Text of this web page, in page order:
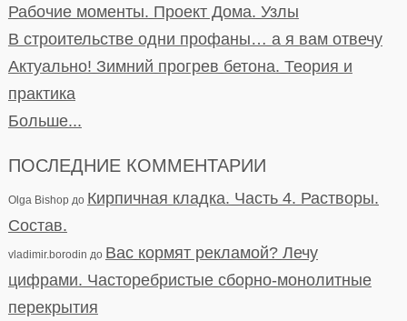
Рабочие моменты. Проект Дома. Узлы
В строительстве одни профаны… а я вам отвечу
Актуально! Зимний прогрев бетона. Теория и
практика
Больше...
ПОСЛЕДНИЕ КОММЕНТАРИИ
Olga Bishopдо Кирпичная кладка. Часть 4. Растворы.
Состав.
vladimir.borodin до Вас кормят рекламой? Лечу
цифрами. Часторебристые сборно-монолитные
перекрытия